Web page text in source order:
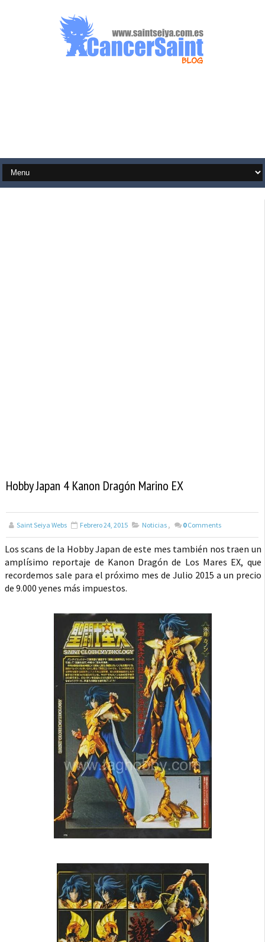
Hobby Japan 4 Kanon Dragón Marino EX
Saint Seiya Webs Febrero 24, 2015 Noticias , 0 Comments
Los scans de la Hobby Japan de este mes también nos traen un
amplísimo reportaje de Kanon Dragón de Los Mares EX, que
recordemos sale para el próximo mes de Julio 2015 a un precio
de 9.000 yenes más impuestos.